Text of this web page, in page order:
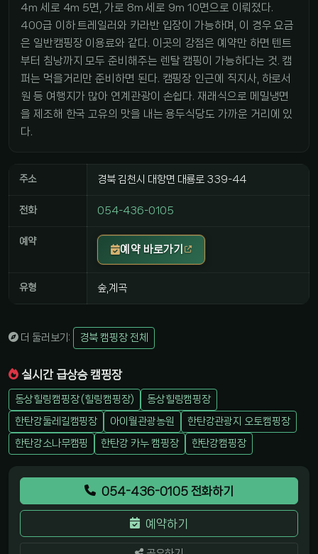
4m 세로 4m 5면, 가로 8m 세로 9m 10면으로 이뤄졌다.
400급 이하 트레일러와 카라반 입장이 가능하며, 이 경우 요금
은 일반캠핑장 이용료와 같다. 이곳의 강점은 예약만 하면 텐트
부터 침낭까지 모두 준비해주는 렌탈 캠핑이 가능하다는 것. 캠
퍼는 먹을거리만 준비하면 된다. 캠핑장 인근에 직지사, 하로서
원 등 여행지가 많아 연계관광이 손쉽다. 재래식으로 메밀냉면
을 제조해 한국 고유의 맛을 내는 용두식당도 가까운 거리에 있
다.
주소 경북 김천시 대항면 대룡로 339-44
전화 054-436-0105
예약
예약 바로가기
유형 숲,계곡
더 둘러보기: 경북 캠핑장 전체
실시간 급상승 캠핑장
동상힐링캠핑장 (힐링캠핑장)
동상힐링캠핑장
한탄강둘레길캠핑장
아이월관광농원
한탄강관광지 오토캠핑장
한탄강소나무캠핑
한탄강 카누 캠핑장 한탄강캠핑장
054-436-0105 전화하기
예약하기